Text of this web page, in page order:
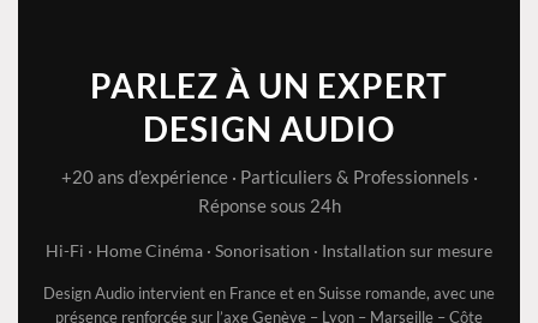
PARLEZ À UN EXPERT
DESIGN AUDIO
+20 ans d’expérience · Particuliers & Professionnels ·
Réponse sous 24h
Hi-Fi · Home Cinéma · Sonorisation · Installation sur mesure
Design Audio intervient en France et en Suisse romande, avec une
présence renforcée sur l’axe Genève – Lyon – Marseille – Côte